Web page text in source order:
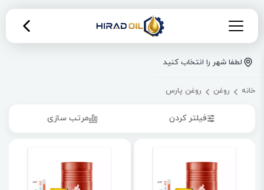
لطفا شهر را انتخاب کنید
خانه روغن روغن پارس
فیلتر کردن مرتب سازی